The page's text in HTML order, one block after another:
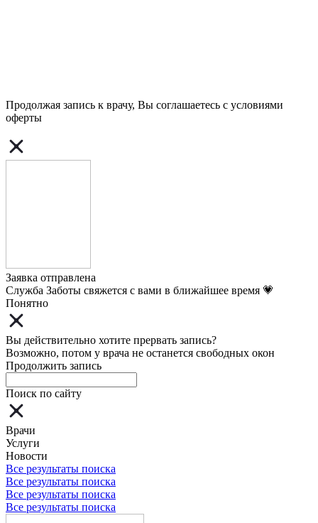
Продолжая запись к врачу, Вы соглашаетесь с условиями
оферты
Заявка отправлена
Служба Заботы свяжется с вами в ближайшее время 💗
Понятно
Вы действительно хотите прервать запись?
Возможно, потом у врача не останется свободных окон
Продолжить запись
Поиск по сайту
Врачи
Услуги
Новости
Все результаты поиска
Все результаты поиска
Все результаты поиска
Все результаты поиска